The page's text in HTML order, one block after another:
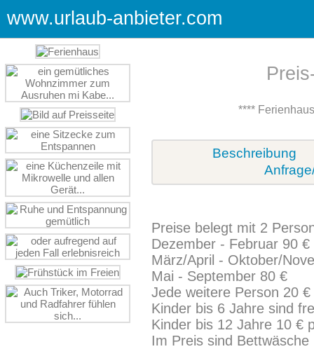
www.urlaub-anbieter.com
****
Beschreibung
Preise belegt mit 2
Dezember - Februar 90 €
März/April - Oktober/
Mai - September 80 €
Jede weitere Person 20 €
Kinder bis 6 Jahre sind
Kinder bis 12 Jahre 10 €
Im Preis sind